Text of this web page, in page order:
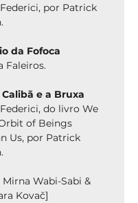
por Patrick
da Fofoca
Faleiros.
e a Bruxa
do livro We
of Beings
Us, por Patrick
Wabi-Sabi &
Kovač]